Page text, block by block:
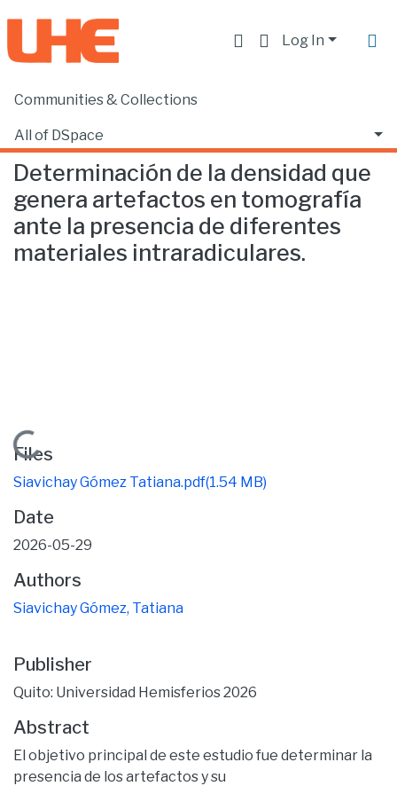
Log In
Communities & Collections
All of DSpace
Statistics
Home
Determinación de la densidad que
genera artefactos en tomografía
ante la presencia de diferentes
materiales intraradiculares.
Loading...
Files
Siavichay Gómez Tatiana.pdf(1.54 MB)
Date
2026-05-29
Authors
Siavichay Gómez, Tatiana
Publisher
Quito: Universidad Hemisferios 2026
Abstract
El objetivo principal de este estudio fue determinar la
presencia de los artefactos y su